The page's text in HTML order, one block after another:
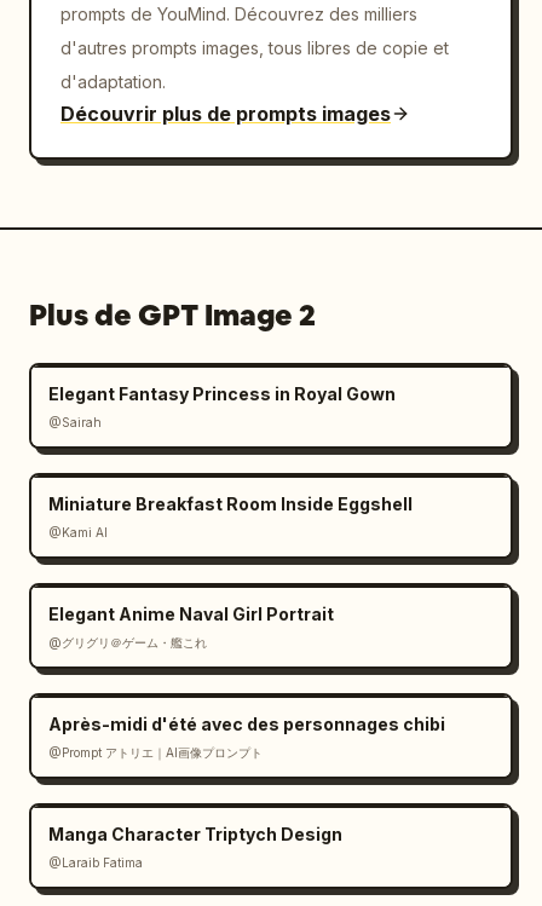
niveau, pas de dégradés, pas de peinture
épaisse, pas d'expressions de texture
marqués, aspect plat optimisé pour
l'animation.
original, simplifiez le dessin pour une
animation de production. Utilisez une
colorisation anime à plat et limitez les
ombres à un seul niveau. Traitez les
matériaux translucides ou les tissus fins
comme des surfaces simplifiées dans un style
cel-shading plutôt que comme des textures
réalistes.
Sur la base des informations ci-dessus, créez
une image dans le style "Supports de
conception de l'univers + Supports de
conception de personnages" pour un anime
original.
Objectif :
Communiquer visuellement l'univers dans
personnage seul. Créez des supports de
conception où l'environnement, la culture,
prompts de YouMind. Découvrez des milliers
d'autres prompts images, tous libres de copie et
d'adaptation.
Découvrir plus de prompts images
Plus de GPT Image 2
Elegant Fantasy Princess in Royal Gown
@Sairah
Miniature Breakfast Room Inside Eggshell
@Kami AI
Elegant Anime Naval Girl Portrait
@グリグリ＠ゲーム・艦これ
Après-midi d'été avec des personnages chibi
@Prompt アトリエ｜AI画像プロンプト
Manga Character Triptych Design
@Laraib Fatima‎